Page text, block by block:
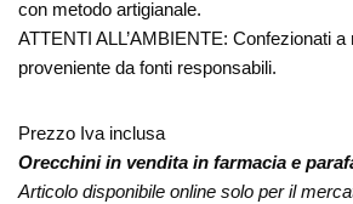
con metodo artigianale.
ATTENTI ALL’AMBIENTE: Confezionati
proveniente da fonti responsabili.
Prezzo Iva inclusa
Orecchini in vendita in farmacia e
Articolo disponibile online solo per il